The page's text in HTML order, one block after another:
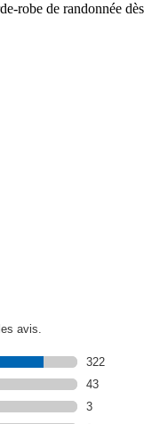
robe de randonnée dès